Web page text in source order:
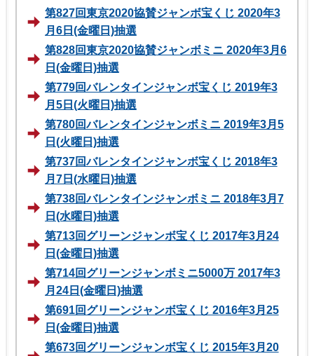
第827回東京2020協賛ジャンボ宝くじ 2020年3
月6日(金曜日)抽選
第828回東京2020協賛ジャンボミニ 2020年3月6
日(金曜日)抽選
第779回バレンタインジャンボ宝くじ 2019年3
月5日(火曜日)抽選
第780回バレンタインジャンボミニ 2019年3月5
日(火曜日)抽選
第737回バレンタインジャンボ宝くじ 2018年3
月7日(水曜日)抽選
第738回バレンタインジャンボミニ 2018年3月7
日(水曜日)抽選
第713回グリーンジャンボ宝くじ 2017年3月24
日(金曜日)抽選
第714回グリーンジャンボミニ5000万 2017年3
月24日(金曜日)抽選
第691回グリーンジャンボ宝くじ 2016年3月25
日(金曜日)抽選
第673回グリーンジャンボ宝くじ 2015年3月20